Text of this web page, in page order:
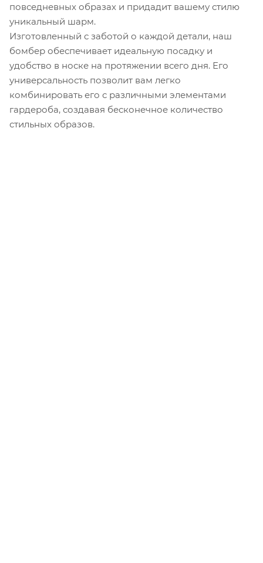
повседневных образах и придадит вашему стилю
уникальный шарм.
Изготовленный с заботой о каждой детали, наш
бомбер обеспечивает идеальную посадку и
удобство в носке на протяжении всего дня. Его
универсальность позволит вам легко
комбинировать его с различными элементами
гардероба, создавая бесконечное количество
стильных образов.